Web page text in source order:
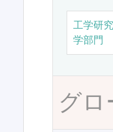
工学研
学部門
グ